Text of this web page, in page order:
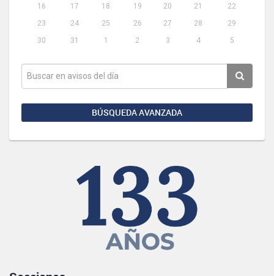
16
17 18 19 20 21
22
23
24 25 26 27 28
29
30
31 1 2 3 4 5
BÚSQUEDA AVANZADA